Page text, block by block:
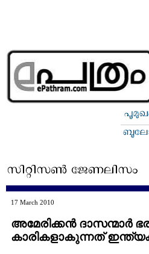
17 March 2010
അമേരിക്കന്‍ ദാസന്മാര്‍
കാരികളാകുന്നത്